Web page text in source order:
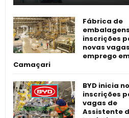
Fábrica de
inscrições
novas
emprego
Camaçari
BYD inicia
inscrições
vagas de
Assistente